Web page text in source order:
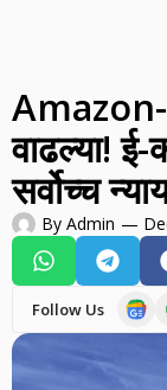
वाढल्या! ई-
सर्वोच्च
By Admin —
Follow Us